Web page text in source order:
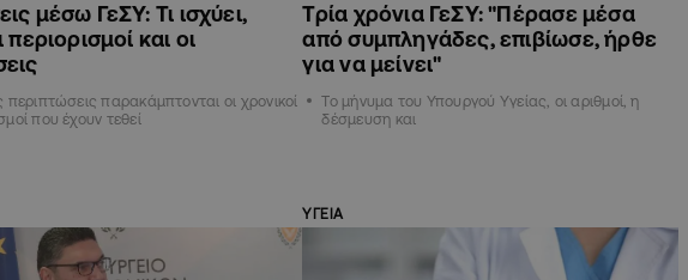
μέσω ΓεΣΥ: Τι ισχύει,
περιορισμοί και οι
περιπτώσεις παρακάμπτονται οι χρονικοί
που έχουν τεθεί
Τρία χρόνια ΓεΣΥ: "Πέρασε μέσα
από συμπληγάδες, επιβίωσε, ήρθε
για να μείνει"
Το μήνυμα του Υπουργού Υγείας, οι αριθμοί, η
δέσμευση και
ΥΓΕΙΑ